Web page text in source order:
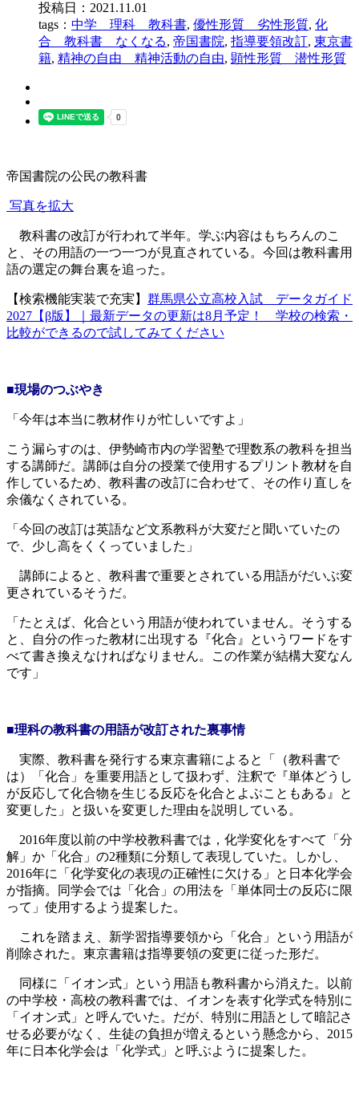
投稿日：2021.11.01
tags： 中学 理科 教科書, 優性形質 劣性形質, 化
合 教科書 なくなる, 帝国書院, 指導要領改訂, 東京書
籍, 精神の自由 精神活動の自由, 顕性形質 潜性形質
帝国書院の公民の教科書
写真を拡大
教科書の改訂が行われて半年。学ぶ内容はもちろんのこ
と、その用語の一つ一つが見直されている。今回は教科書用
語の選定の舞台裏を追った。
【検索機能実装で充実】 群馬県公立高校入試 データガイド
2027【β版】｜最新データの更新は8月予定！ 学校の検索・
比較ができるので試してみてください
■現場のつぶやき
「今年は本当に教材作りが忙しいですよ」
こう漏らすのは、伊勢崎市内の学習塾で理数系の教科を担当
する講師だ。講師は自分の授業で使用するプリント教材を自
作しているため、教科書の改訂に合わせて、その作り直しを
余儀なくされている。
「今回の改訂は英語など文系教科が大変だと聞いていたの
で、少し高をくくっていました」
講師によると、教科書で重要とされている用語がだいぶ変
更されているそうだ。
「たとえば、化合という用語が使われていません。そうする
と、自分の作った教材に出現する『化合』というワードをす
べて書き換えなければなりません。この作業が結構大変なん
です」
■理科の教科書の用語が改訂された裏事情
実際、教科書を発行する東京書籍によると「（教科書で
は）「化合」を重要用語として扱わず、注釈で『単体どうし
が反応して化合物を生じる反応を化合とよぶこともある』と
変更した」と扱いを変更した理由を説明している。
2016年度以前の中学校教科書では，化学変化をすべて「分
解」か「化合」の2種類に分類して表現していた。しかし、
2016年に「化学変化の表現の正確性に欠ける」と日本化学会
が指摘。同学会では「化合」の用法を「単体同士の反応に限
って」使用するよう提案した。
これを踏まえ、新学習指導要領から「化合」という用語が
削除された。東京書籍は指導要領の変更に従った形だ。
同様に「イオン式」という用語も教科書から消えた。以前
の中学校・高校の教科書では、イオンを表す化学式を特別に
「イオン式」と呼んでいた。だが、特別に用語として暗記さ
せる必要がなく、生徒の負担が増えるという懸念から、2015
年に日本化学会は「化学式」と呼ぶように提案した。